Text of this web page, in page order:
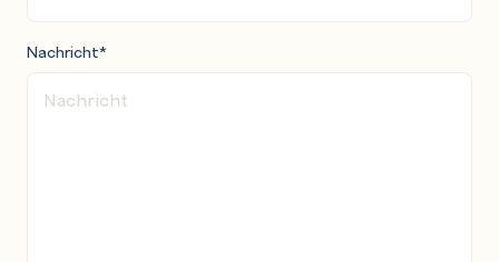
Nachricht*